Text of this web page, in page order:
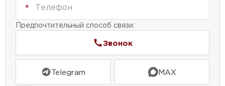
дом. Не упустите возможность создать свое
идеальное жилище, где каждый член семьи
найдет свое место и сможет наслаждаться
Предпочтительный способ связи:
Звонок
Telegram MAX